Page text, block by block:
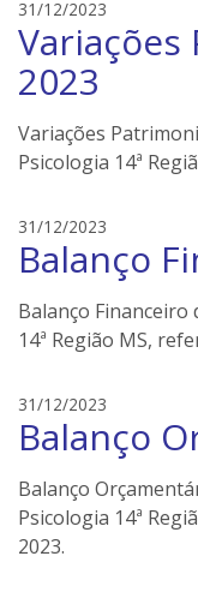
e
r
31/12/2023
d
s
e
i
s
Variações
2023
Variações
Psicologia 14ª
31/12/2023
d
s
o
n
e
s
Balanço
Balanço Financeiro
14ª Região MS,
31/12/2023
d
s
o
n
Balanço
Balanço
Psicologia 14ª
2023.